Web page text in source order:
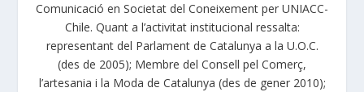
Comunicació en Societat del Coneixement per UNIACC-
Chile. Quant a l’activitat institucional ressalta:
representant del Parlament de Catalunya a la U.O.C.
(des de 2005); Membre del Consell pel Comerç,
l’artesania i la Moda de Catalunya (des de gener 2010);